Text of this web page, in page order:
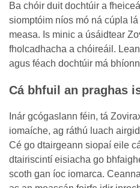
Ba chóir duit dochtúir a
siomptóim níos mó ná cúpla
measa. Is minic a úsáidtear
fholcadhacha a chóireáil.
agus féach dochtúir má
Cá bhfuil an praghas
Inár gcógaslann féin, tá
iomaíche, ag ráthú luach
Cé go dtairgeann siopaí eile
dtairiscintí eisiacha go
scoth gan íoc iomarca.